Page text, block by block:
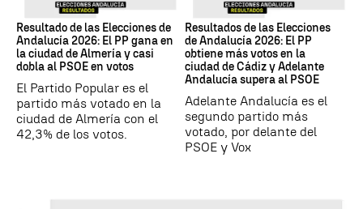
Resultado de las Elecciones de
Andalucía 2026: El PP gana en
la ciudad de Almería y casi
dobla al PSOE en votos
El Partido Popular es el
partido más votado en la
ciudad de Almería con el
42,3% de los votos.
Resultados de las Elecciones
de Andalucía 2026: El PP
obtiene más votos en la
ciudad de Cádiz y Adelante
Andalucía supera al PSOE
Adelante Andalucía es el
segundo partido más
votado, por delante del
PSOE y Vox